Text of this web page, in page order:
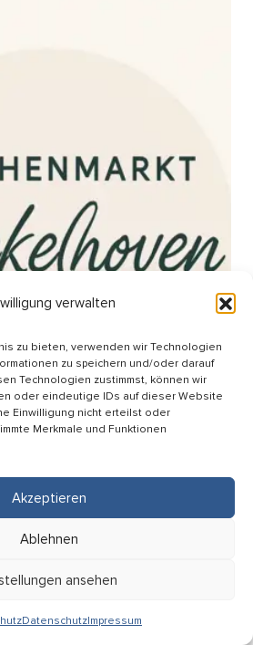
verwalten
zu bieten, verwenden wir Technologien
zu speichern und/oder darauf
Technologien zustimmst, können wir
oder eindeutige IDs auf dieser Website
Einwilligung nicht erteilst oder
Merkmale und Funktionen
Akzeptieren
Ablehnen
ansehen
DatenschutzImpressum